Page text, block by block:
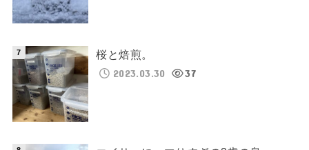
桜と焙煎。
2023.03.30
37